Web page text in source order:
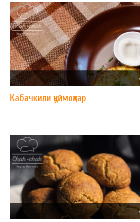
Кабачкили қуймоқлар